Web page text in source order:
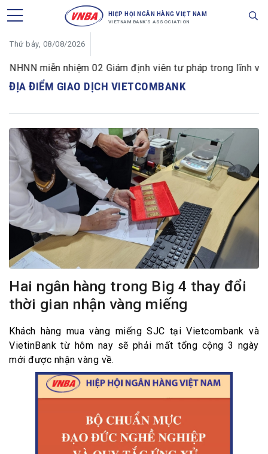
HIỆP HỘI NGÂN HÀNG VIỆT NAM
VIETNAM BANK'S ASSOCIATION
Thứ bảy, 08/08/2026
NHNN miễn nhiệm 02 Giám định viên tư pháp trong lĩnh vực
ĐỊA ĐIỂM GIAO DỊCH VIETCOMBANK
Hai ngân hàng trong Big 4 thay đổi
thời gian nhận vàng miếng
Khách hàng mua vàng miếng SJC tại Vietcombank và
VietinBank từ hôm nay sẽ phải mất tổng cộng 3 ngày
mới được nhận vàng về.